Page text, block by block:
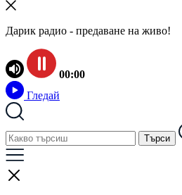
Дарик радио - предаване на живо!
00:00
Гледай